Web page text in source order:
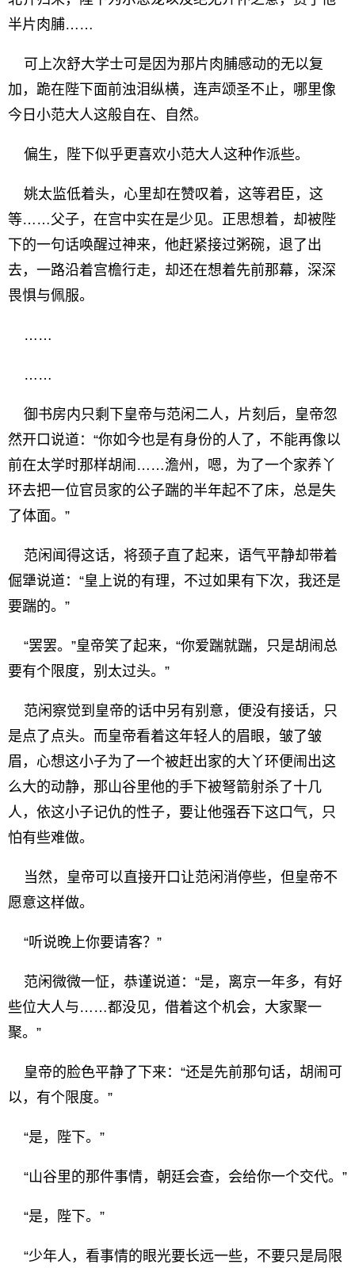
半片肉脯……
可上次舒大学士可是因为那片肉脯感动的无以复
加，跪在陛下面前浊泪纵横，连声颂圣不止，哪里像
今日小范大人这般自在、自然。
偏生，陛下似乎更喜欢小范大人这种作派些。
姚太监低着头，心里却在赞叹着，这等君臣，这
等……父子，在宫中实在是少见。正思想着，却被陛
下的一句话唤醒过神来，他赶紧接过粥碗，退了出
去，一路沿着宫檐行走，却还在想着先前那幕，深深
畏惧与佩服。
……
……
御书房内只剩下皇帝与范闲二人，片刻后，皇帝忽
然开口说道：“你如今也是有身份的人了，不能再像以
前在太学时那样胡闹……澹州，嗯，为了一个家养丫
环去把一位官员家的公子踹的半年起不了床，总是失
了体面。”
范闲闻得这话，将颈子直了起来，语气平静却带着
倔犟说道：“皇上说的有理，不过如果有下次，我还是
要踹的。”
“罢罢。”皇帝笑了起来，“你爱踹就踹，只是胡闹总
要有个限度，别太过头。”
范闲察觉到皇帝的话中另有别意，便没有接话，只
是点了点头。而皇帝看着这年轻人的眉眼，皱了皱
眉，心想这小子为了一个被赶出家的大丫环便闹出这
么大的动静，那山谷里他的手下被弩箭射杀了十几
人，依这小子记仇的性子，要让他强吞下这口气，只
怕有些难做。
当然，皇帝可以直接开口让范闲消停些，但皇帝不
愿意这样做。
“听说晚上你要请客？”
范闲微微一怔，恭谨说道：“是，离京一年多，有好
些位大人与……都没见，借着这个机会，大家聚一
聚。”
皇帝的脸色平静了下来：“还是先前那句话，胡闹可
以，有个限度。”
“是，陛下。”
“山谷里的那件事情，朝廷会查，会给你一个交代。”
“是，陛下。”
“少年人，看事情的眼光要长远一些，不要只是局限